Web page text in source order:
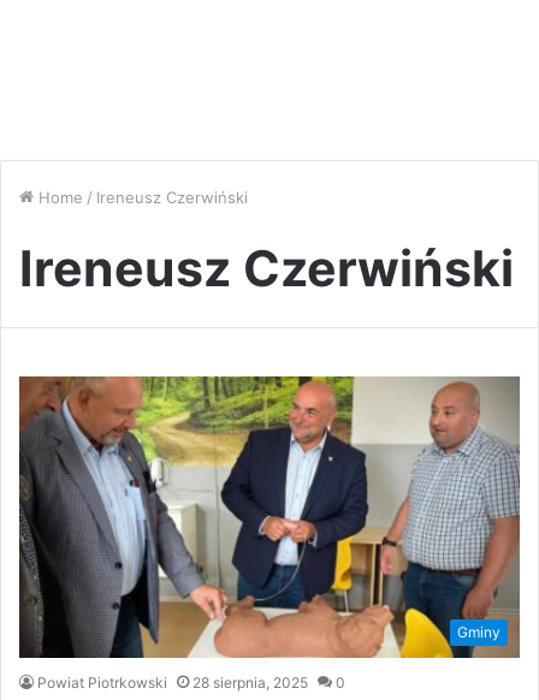
Home / Ireneusz Czerwiński
Ireneusz Czerwiński
Gminy
Powiat Piotrkowski 28 sierpnia, 2025 0